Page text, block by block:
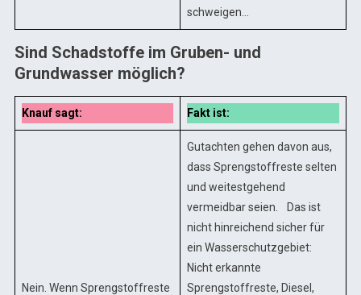
schweigen…
Sind Schadstoffe im Gruben- und
Grundwasser möglich?
Knauf sagt: Fakt ist:
Nein. Wenn Sprengstoffreste
Gutachten gehen davon aus,
dass Sprengstoffreste selten
und weitestgehend
vermeidbar seien. Das ist
nicht hinreichend sicher für
ein Wasserschutzgebiet:
Nicht erkannte
Sprengstoffreste, Diesel,